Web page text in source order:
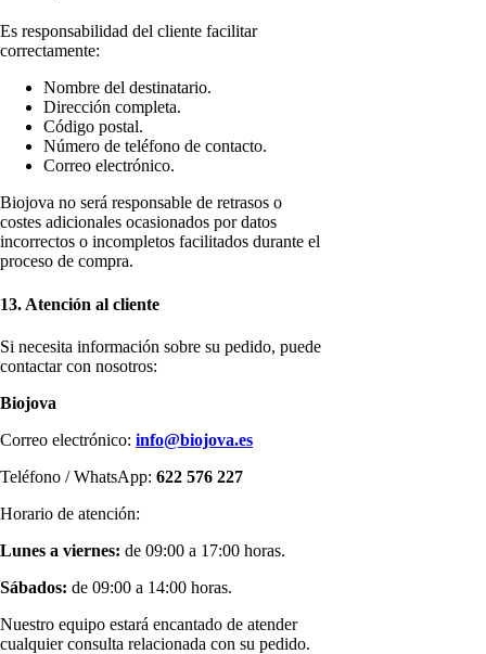
Es responsabilidad del cliente facilitar
correctamente:
Nombre del destinatario.
Dirección completa.
Código postal.
Número de teléfono de contacto.
Correo electrónico.
Biojova no será responsable de retrasos o
costes adicionales ocasionados por datos
incorrectos o incompletos facilitados durante el
proceso de compra.
13. Atención al cliente
Si necesita información sobre su pedido, puede
contactar con nosotros:
Biojova
Correo electrónico: info@biojova.es
Teléfono / WhatsApp: 622 576 227
Horario de atención:
Lunes a viernes: de 09:00 a 17:00 horas.
Sábados: de 09:00 a 14:00 horas.
Nuestro equipo estará encantado de atender
cualquier consulta relacionada con su pedido.